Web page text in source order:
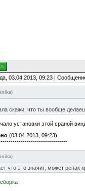
03.04.2013, 09:23 |
)
скажи, что ты вообще
установки этой сраной
(03.04.2013, 09:23)
)
что это значит, может репак